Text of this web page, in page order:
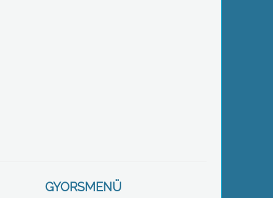
GYORSMENÜ